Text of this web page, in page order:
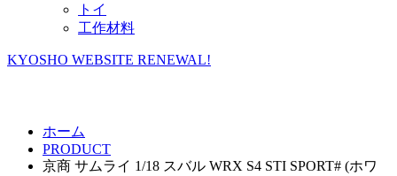
トイ
工作材料
KYOSHO WEBSITE RENEWAL!
ホーム
PRODUCT
京商 サムライ 1/18 スバル WRX S4 STI SPORT# (ホワ